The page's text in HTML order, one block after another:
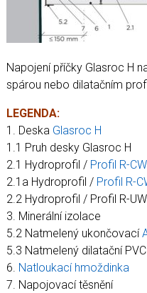
Napojení příčky Glasroc H
spárou nebo dilatačním
LEGENDA:
1. Deska Glasroc H
1.1 Pruh desky Glasroc H
2.1 Hydroprofil / Profil R-CW
2.1a Hydroprofil / Profil R-
2.2 Hydroprofil / Profil R-UW
3. Minerální izolace
5.2 Natmelený ukončovací
5.3 Natmelený dilatační
6. Natloukací hmoždinka
7. Napojovací těsnění